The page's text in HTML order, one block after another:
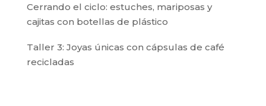
Cerrando el ciclo: estuches, mariposas y
cajitas con botellas de plástico
Taller 3: Joyas únicas con cápsulas de café
recicladas